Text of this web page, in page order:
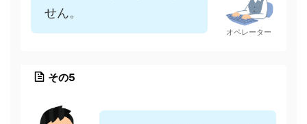
せん。
オペレーター
その5